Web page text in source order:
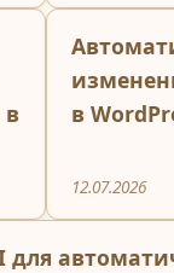
в
в
12.07.2026
для